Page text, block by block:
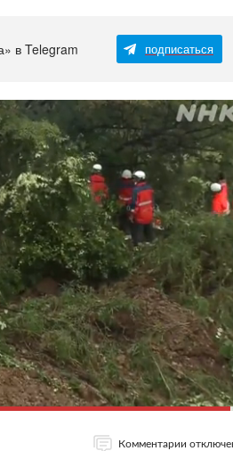
в Telegram подписаться
Комментарии